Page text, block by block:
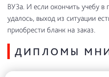
ВУЗа. И если окончить учебу в
удалось, выход из ситуации
приобрести бланк на заказ.
ДИПЛОМЫ